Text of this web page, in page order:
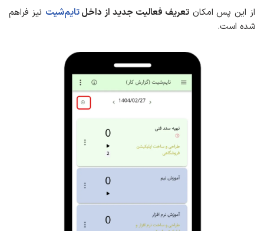
از این پس امکانتعریف فعالیت جدید از داخلتایم‌شیت نیز فراهم
شده است.